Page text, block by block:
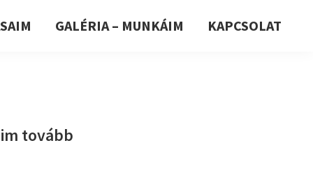
GALÉRIA – MUNKÁIM KAPCSOLAT
tovább